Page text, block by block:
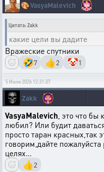
🎨VasyaMalevich
Цитата: Zakk
какие цели вы дадите
Вражеские спутники
🤣7 👍2 🤡1
5 Июля 2026 12:31:07
Zakk
VasyaMalevich , это что
любил? Или будит
просто таран красных,так
говорим,дайте
целях...
👍2